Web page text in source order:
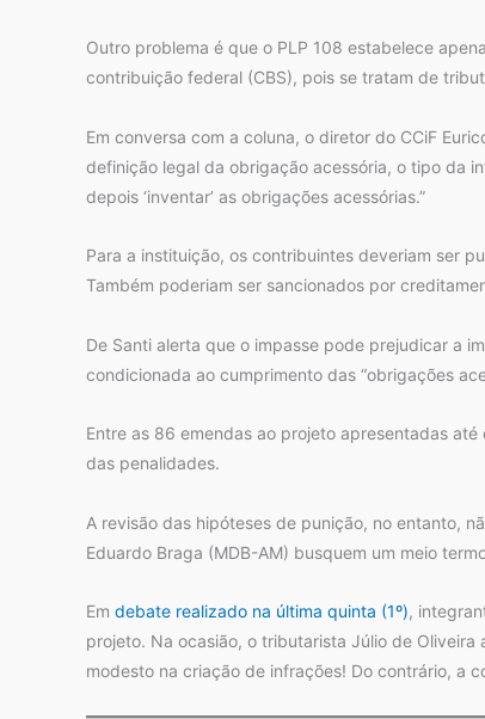
Outro problema é que o PLP 108 estabelece
contribuição federal (CBS), pois se tratam de
Em conversa com a coluna, o diretor do CCiF
definição legal da obrigação acessória, o tipo da
depois ‘inventar’ as obrigações acessórias.”
Para a instituição, os contribuintes deveriam ser
Também poderiam ser sancionados por
De Santi alerta que o impasse pode prejudicar a
condicionada ao cumprimento das “obrigações
Entre as 86 emendas ao projeto apresentadas
das penalidades.
A revisão das hipóteses de punição, no entanto,
Eduardo Braga (MDB-AM) busquem um meio
Em debate realizado na última quinta (1º),
projeto. Na ocasião, o tributarista Júlio de Oliveira
modesto na criação de infrações! Do contrário, a